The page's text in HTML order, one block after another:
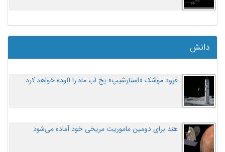
دانش
فرود موشک «استارشیپ» یخ آب ماه را آلوده خواهد کرد
هند برای دومین ماموریت مریخی خود آماده می‌شود